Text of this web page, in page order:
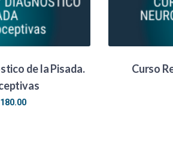
de la Pisada.
180.00El
Curso